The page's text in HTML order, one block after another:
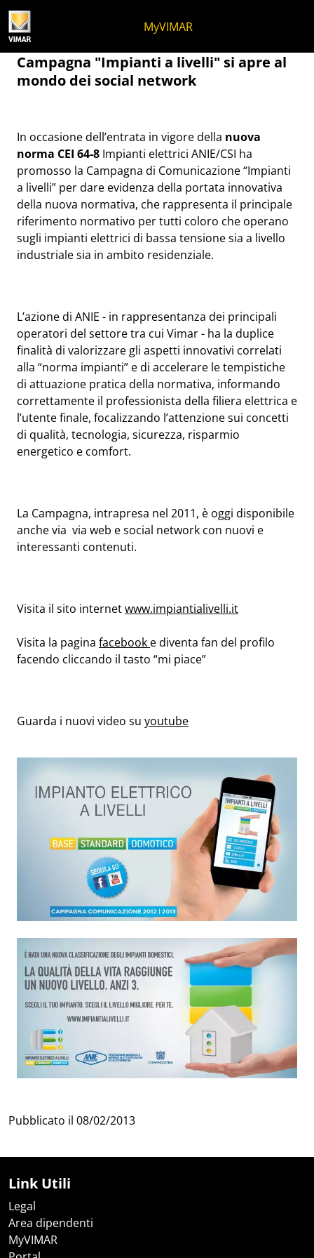
MyVIMAR
Impianto elettrico a livelli
Campagna "Impianti a livelli" si apre al
mondo dei social network
In occasione dell’entrata in vigore della nuova
norma CEI 64-8 Impianti elettrici ANIE/CSI ha
promosso la Campagna di Comunicazione “Impianti
a livelli” per dare evidenza della portata innovativa
della nuova normativa, che rappresenta il principale
riferimento normativo per tutti coloro che operano
sugli impianti elettrici di bassa tensione sia a livello
industriale sia in ambito residenziale.
L’azione di ANIE - in rappresentanza dei principali
operatori del settore tra cui Vimar - ha la duplice
finalità di valorizzare gli aspetti innovativi correlati
alla “norma impianti” e di accelerare le tempistiche
di attuazione pratica della normativa, informando
correttamente il professionista della filiera elettrica e
l’utente finale, focalizzando l’attenzione sui concetti
di qualità, tecnologia, sicurezza, risparmio
energetico e comfort.
La Campagna, intrapresa nel 2011, è oggi disponibile
anche via via web e social network con nuovi e
interessanti contenuti.
Visita il sito internetwww.impiantialivelli.it
Visita la pagina facebook e diventa fan del profilo
facendo cliccando il tasto “mi piace”
Guarda i nuovi video su youtube
Pubblicato il 08/02/2013
Link Utili
Legal
Area dipendenti
MyVIMAR